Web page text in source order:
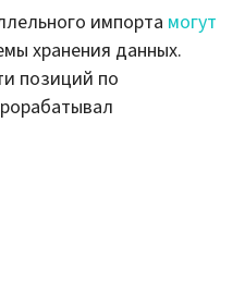
импорта могут
хранения данных.
позиций по